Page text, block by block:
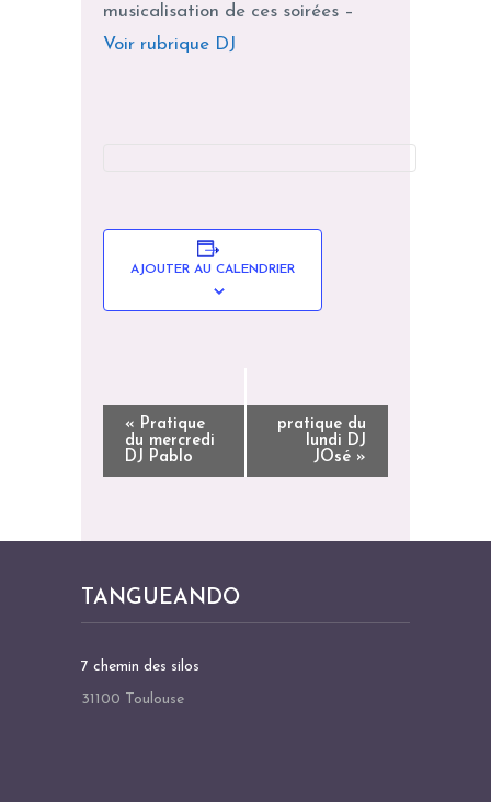
musicalisation de ces soirées –
Voir rubrique DJ
AJOUTER AU CALENDRIER
V
G
T
O
N
« Pratique
du mercredi
DJ Pablo
pratique du
lundi DJ
JOsé »
TANGUEANDO
7 chemin des silos
31100 Toulouse